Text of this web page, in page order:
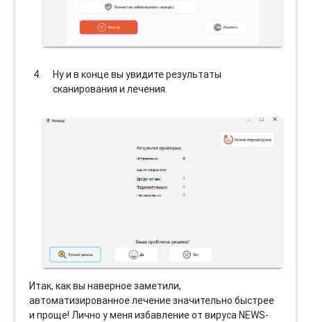
Ну и в конце вы увидите результаты
сканирования и лечения.
Итак, как вы наверное заметили,
автоматизированное лечение значительно быстрее
и проще! Лично у меня избавление от вируса NEWS-